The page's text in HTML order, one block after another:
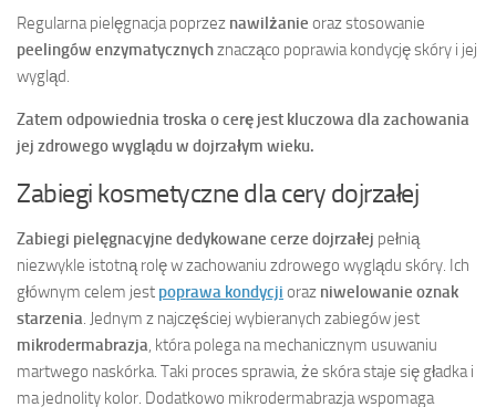
Regularna pielęgnacja poprzez nawilżanie oraz stosowanie
peelingów enzymatycznychznacząco poprawia kondycję skóry i jej
wygląd.
Zatem odpowiednia troska o cerę jest kluczowa dla zachowania
jej zdrowego wyglądu w dojrzałym wieku.
Zabiegi kosmetyczne dla cery dojrzałej
Zabiegi pielęgnacyjne dedykowane cerze dojrzałej pełnią
niezwykle istotną rolę w zachowaniu zdrowego wyglądu skóry. Ich
głównym celem jest poprawa kondycji oraz niwelowanie oznak
starzenia. Jednym z najczęściej wybieranych zabiegów jest
mikrodermabrazja, która polega na mechanicznym usuwaniu
martwego naskórka. Taki proces sprawia, że skóra staje się gładka i
ma jednolity kolor. Dodatkowo mikrodermabrazja wspomaga